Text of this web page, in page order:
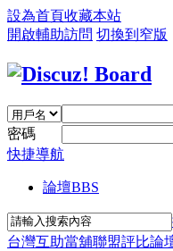
設為首頁收藏本站
開啟輔助訪問 切換到窄版
密碼
快捷導航
論壇BBS
台灣互助當舖聯盟評比論